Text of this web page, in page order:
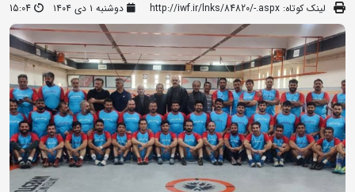
لینک کوتاه: http://iwf.ir/lnks/84820/-.aspx دوشنبه ۱ دی ۱۴۰۴ 15:04